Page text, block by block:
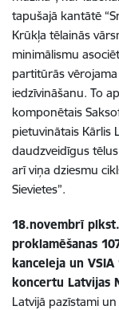
tapušajā kantātē
Krūkļa tēlainās
minimālismu
partitūrās
iedzīvināšanu. To
komponētais
pietuvinātais Kārlis
daudzveidīgus
arī viņa dziesmu
Sievietes”.
18.novembrī
proklamēšanas
kanceleja un
koncertu Latvijas
Latvijā pazīstami